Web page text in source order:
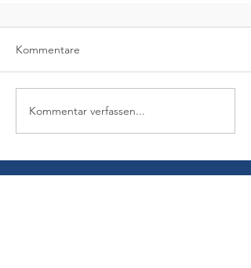
Kommentare
Kommentar verfassen...